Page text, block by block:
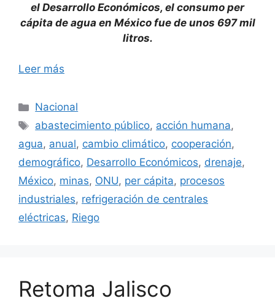
el Desarrollo Económicos, el consumo per
cápita de agua en México fue de unos 697 mil
litros.
Leer más
Categorías
Nacional
Etiquetas
abastecimiento público, acción humana,
agua, anual, cambio climático, cooperación,
demográfico, Desarrollo Económicos, drenaje,
México, minas, ONU, per cápita, procesos
industriales, refrigeración de centrales
eléctricas, Riego
Retoma Jalisco